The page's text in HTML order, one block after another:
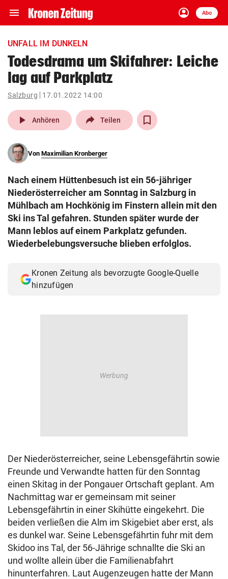
menu Navigation
ein-/ausklappen
account_circle
Anmelden
Abo
close Schließen
account_circle Anmelden
pin_drop
Wien arrow_right
search
eingeben
© Krone Multimedia GmbH & Co KG 2026
Muthgasse 2, 1190 Wien
UNFALL IM DUNKELN
Todesdrama um Skifahrer: Leiche
lag auf Parkplatz
Salzburg 17.01.2022 14:00
play_arrow Anhören Teilen
Von Maximilian Kronberger
Nach einem Hüttenbesuch ist ein 56-jähriger
Niederösterreicher am Sonntag in Salzburg in
Mühlbach am Hochkönig im Finstern allein mit den
Ski ins Tal gefahren. Stunden später wurde der
Mann leblos auf einem Parkplatz gefunden.
Wiederbelebungsversuche blieben erfolglos.
Kronen Zeitung als bevorzugte Google-Quelle
hinzufügen
Der Niederösterreicher, seine Lebensgefährtin sowie
Freunde und Verwandte hatten für den Sonntag
einen Skitag in der Pongauer Ortschaft geplant. Am
Nachmittag war er gemeinsam mit seiner
Lebensgefährtin in einer Skihütte eingekehrt. Die
beiden verließen die Alm im Skigebiet aber erst, als
es dunkel war. Seine Lebensgefährtin fuhr mit dem
Skidoo ins Tal, der 56-Jährige schnallte die Ski an
und wollte allein über die Familienabfahrt
hinunterfahren. Laut Augenzeugen hatte der Mann